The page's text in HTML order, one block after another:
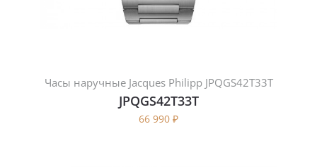
Часы наручные Jacques Philipp JPQGS42T33T
JPQGS42T33T
66 990 ₽